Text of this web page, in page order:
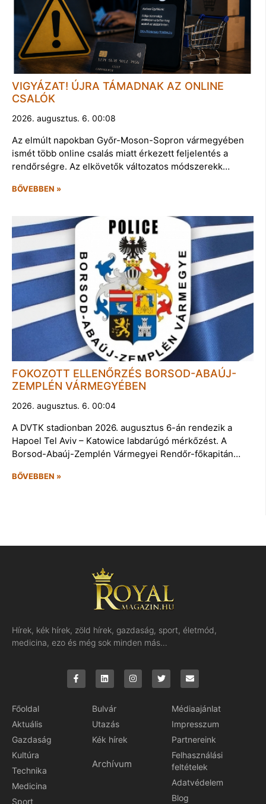
VIGYÁZAT! ÚJRA TÁMADNAK AZ ONLINE
CSALÓK
2026. augusztus. 6. 00:08
Az elmúlt napokban Győr-Moson-Sopron vármegyében
ismét több online csalás miatt érkezett feljelentés a
rendőrségre. Az elkövetők változatos módszerekk…
BŐVEBBEN »
FOKOZOTT ELLENŐRZÉS BORSOD-ABAÚJ-
ZEMPLÉN VÁRMEGYÉBEN
2026. augusztus. 6. 00:04
A DVTK stadionban 2026. augusztus 6-án rendezik a
Hapoel Tel Aviv – Katowice labdarúgó mérkőzést. A
Borsod-Abaúj-Zemplén Vármegyei Rendőr-főkapitán…
BŐVEBBEN »
Hírek, kék hírek, zöld hírek, gazdaság, sport, életmód,
medicina, ezo és még sok minden más…
Főoldal
Aktuális
Gazdaság
Kultúra
Technika
Medicina
Sport
Bulvár
Utazás
Kék hírek
Archívum
Médiaajánlat
Impresszum
Partnereink
Felhasználási
feltételek
Adatvédelem
Blog